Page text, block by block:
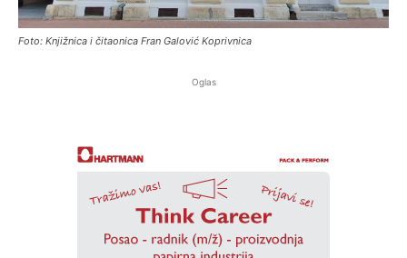
Foto: Knjižnica i čitaonica Fran Galović Koprivnica
Oglas